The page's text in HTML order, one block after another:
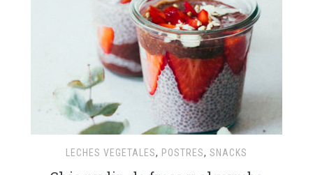
LECHES VEGETALES, POSTRES, SNACKS